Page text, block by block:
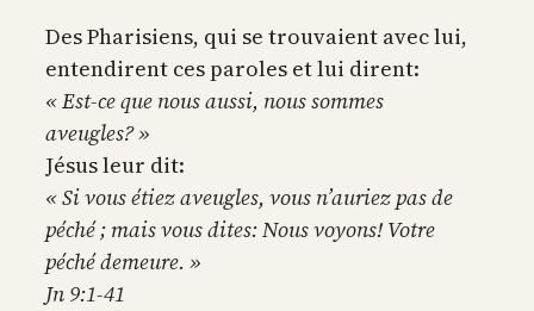
Des Pharisiens, qui se trouvaient avec lui,
entendirent ces paroles et lui dirent:
« Est-ce que nous aussi, nous sommes
aveugles? »
Jésus leur dit:
« Si vous étiez aveugles, vous n’auriez pas de
péché ; mais vous dites: Nous voyons! Votre
péché demeure. »
Jn 9:1-41